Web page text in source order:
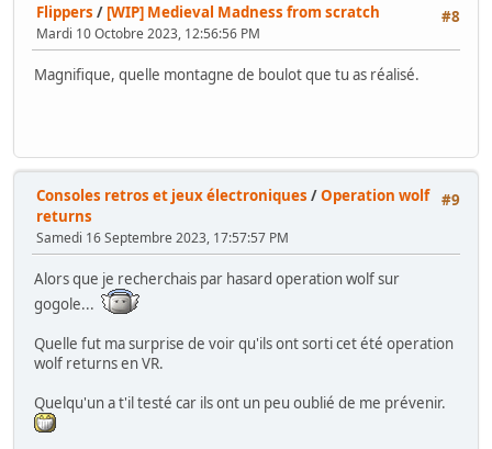
#8
Flippers / [WIP] Medieval Madness from scratch
Mardi 10 Octobre 2023, 12:56:56 PM
Magnifique, quelle montagne de boulot que tu as réalisé.
#9
Consoles retros et jeux électroniques /Operation wolf
returns
Samedi 16 Septembre 2023, 17:57:57 PM
Alors que je recherchais par hasard operation wolf sur
gogole...
Quelle fut ma surprise de voir qu'ils ont sorti cet été operation
wolf returns en VR.
Quelqu'un a t'il testé car ils ont un peu oublié de me prévenir.